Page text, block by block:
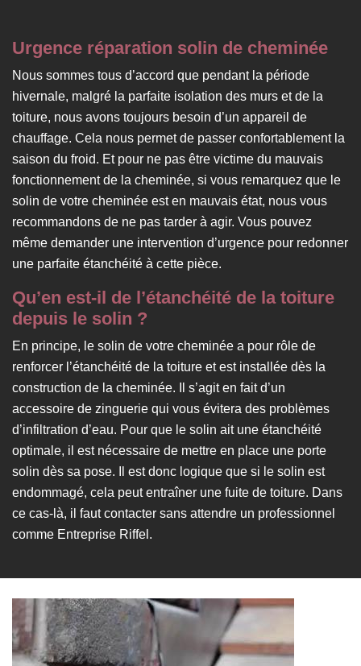
Urgence réparation solin de cheminée
Nous sommes tous d’accord que pendant la période
hivernale, malgré la parfaite isolation des murs et de la
toiture, nous avons toujours besoin d’un appareil de
chauffage. Cela nous permet de passer confortablement la
saison du froid. Et pour ne pas être victime du mauvais
fonctionnement de la cheminée, si vous remarquez que le
solin de votre cheminée est en mauvais état, nous vous
recommandons de ne pas tarder à agir. Vous pouvez
même demander une intervention d’urgence pour redonner
une parfaite étanchéité à cette pièce.
Qu’en est-il de l’étanchéité de la toiture
depuis le solin ?
En principe, le solin de votre cheminée a pour rôle de
renforcer l’étanchéité de la toiture et est installée dès la
construction de la cheminée. Il s’agit en fait d’un
accessoire de zinguerie qui vous évitera des problèmes
d’infiltration d’eau. Pour que le solin ait une étanchéité
optimale, il est nécessaire de mettre en place une porte
solin dès sa pose. Il est donc logique que si le solin est
endommagé, cela peut entraîner une fuite de toiture. Dans
ce cas-là, il faut contacter sans attendre un professionnel
comme Entreprise Riffel.